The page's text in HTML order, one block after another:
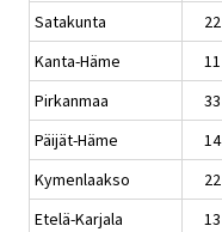
Satakunta
22
Kanta-Häme
11
Pirkanmaa
33
Päijät-Häme
14
Kymenlaakso
22
Etelä-Karjala
13